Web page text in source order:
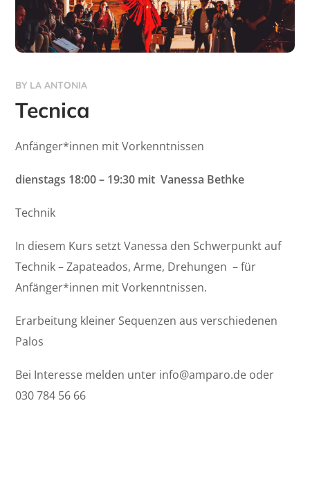
BY LA ANTONIA
Tecnica
Anfänger*innen mit Vorkenntnissen
dienstags 18:00 – 19:30 mit Vanessa Bethke
Technik
In diesem Kurs setzt Vanessa den Schwerpunkt auf
Technik – Zapateados, Arme, Drehungen – für
Anfänger*innen mit Vorkenntnissen.
Erarbeitung kleiner Sequenzen aus verschiedenen
Palos
Bei Interesse melden unter info@amparo.de oder
030 784 56 66